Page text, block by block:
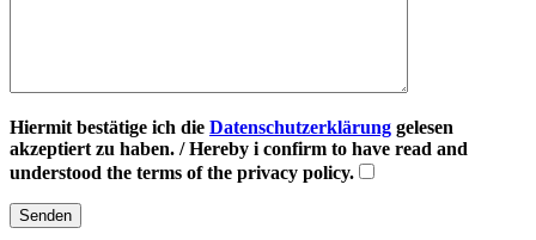
Hiermit bestätige ich die Datenschutzerklärung gelesen
akzeptiert zu haben. / Hereby i confirm to have read and
understood the terms of the privacy policy.